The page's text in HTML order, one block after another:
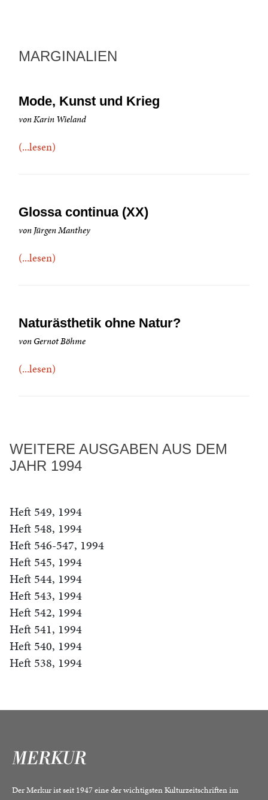
MARGINALIEN
Mode, Kunst und Krieg
von Karin Wieland
(...lesen)
Glossa continua (XX)
von Jürgen Manthey
(...lesen)
Naturästhetik ohne Natur?
von Gernot Böhme
(...lesen)
WEITERE AUSGABEN AUS DEM
JAHR 1994
Heft 549, 1994
Heft 548, 1994
Heft 546-547, 1994
Heft 545, 1994
Heft 544, 1994
Heft 543, 1994
Heft 542, 1994
Heft 541, 1994
Heft 540, 1994
Heft 538, 1994
Der Merkur ist seit 1947 eine der wichtigsten Kulturzeitschriften im